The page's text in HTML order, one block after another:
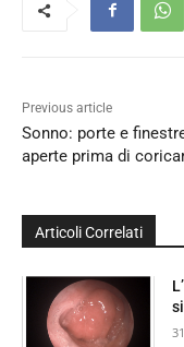
Previous article
Sonno: porte e
aperte prima di
Articoli Correlati